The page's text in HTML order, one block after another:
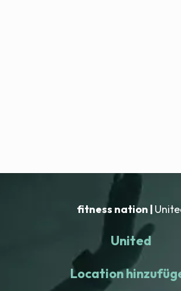
fitness nation |
United
Location